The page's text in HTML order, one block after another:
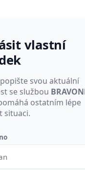
vlastní
svou aktuální
se službou
ostatním lépe
situaci.